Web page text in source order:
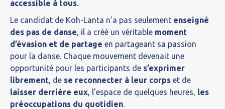
accessible à tous.
Le candidat de Koh-Lanta n’a pas seulement enseigné
des pas de danse, il a créé un véritable moment
d’évasion et de partage en partageant sa passion
pour la danse. Chaque mouvement devenait une
opportunité pour les participants de s’exprimer
librement, de se reconnecter à leur corps et de
laisser derrière eux, l’espace de quelques heures, les
préoccupations du quotidien.